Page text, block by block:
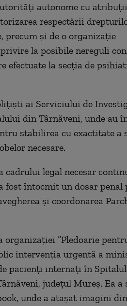
autonome cu
respectării
şi de o organizaţie
la posibile nereguli
efectuate la secţia de
ai Serviciului de
din Târnăveni, unde au
stabilirea cu exactitate a
necesare.
cadrului legal necesar
fost întocmit un dosar penal
şi coordonarea
”Pledoarie
intervenţia urgentă a
pacienţi internaţi în
judeţul Mureş. Ea
unde a ataşat imagini